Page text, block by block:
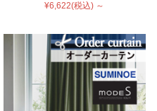
¥6,622(税込) ～